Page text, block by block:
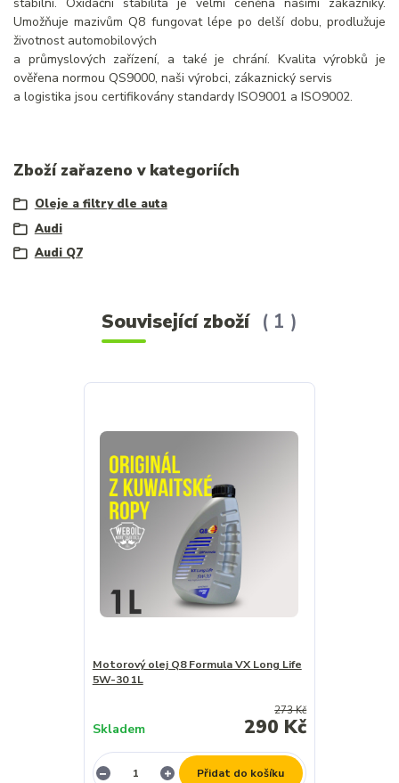
stabilní. Oxidační stabilita je velmi ceněna našimi zákazníky.
Umožňuje mazivům Q8 fungovat lépe po delší dobu, prodlužuje
životnost automobilových
a průmyslových zařízení, a také je chrání. Kvalita výrobků je
ověřena normou QS9000, naši výrobci, zákaznický servis
a logistika jsou certifikovány standardy ISO9001 a ISO9002.
Zboží zařazeno v kategoriích
Oleje a filtry dle auta
Audi
Audi Q7
Související zboží 1
Motorový olej Q8 Formula VX Long Life
5W-30 1L
273 Kč
290 Kč
Skladem
Přidat do košíku